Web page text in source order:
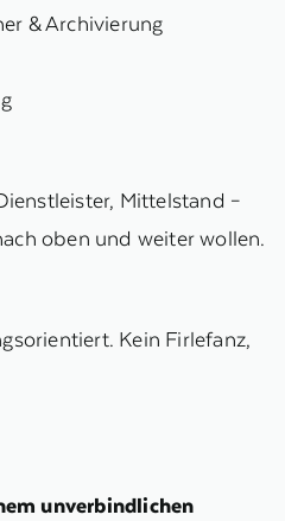
& Archivierung
Mittelstand –
oben und weiter wollen.
Kein Firlefanz,
unverbindlichen